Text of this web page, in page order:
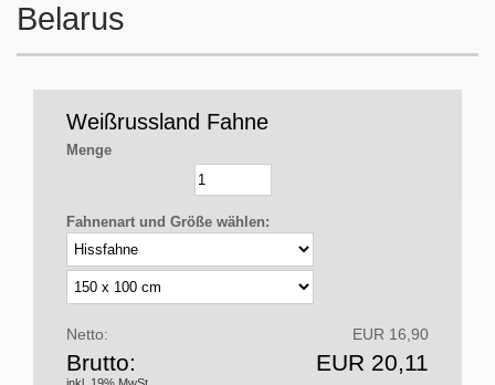
Belarus
Weißrussland Fahne
Menge
Fahnenart und Größe wählen:
Netto: EUR 16,90
Brutto: EUR 20,11